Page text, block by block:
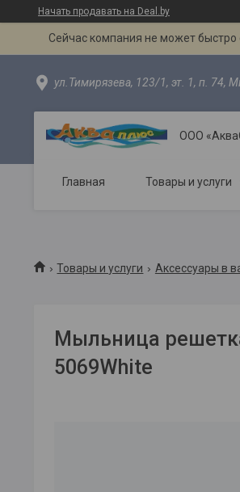
Начать продавать на Deal.by
Сейчас компания не может быстро
ул.Тимирязева, 123/1, эт. 1, п. 74,
ООО
Главная Товары и услуги
Товары и услуги Аксессуары в
Мыльница
5069White